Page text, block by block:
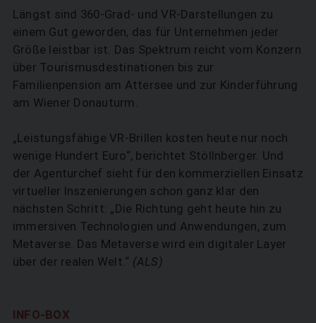
Längst sind 360-Grad- und VR-Darstellungen zu
einem Gut geworden, das für Unternehmen jeder
Größe leistbar ist. Das Spektrum reicht vom Konzern
über Tourismusdestinationen bis zur
Familienpension am Attersee und zur Kinderführung
am Wiener Donauturm.
„Leistungsfähige VR-Brillen kosten heute nur noch
wenige Hundert Euro“, berichtet Stöllnberger. Und
der Agenturchef sieht für den kommerziellen Einsatz
virtueller Inszenierungen schon ganz klar den
nächsten Schritt: „Die Richtung geht heute hin zu
immersiven Technologien und Anwendungen, zum
Metaverse. Das Metaverse wird ein digitaler Layer
über der realen Welt.“ (ALS)
INFO-BOX